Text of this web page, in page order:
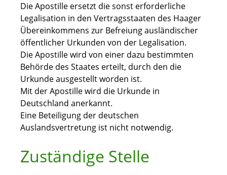
Die Apostille ersetzt die sonst erforderliche
Legalisation in den Vertragsstaaten des Haager
Übereinkommens zur Befreiung ausländischer
öffentlicher Urkunden von der Legalisation.
Die Apostille wird von einer dazu bestimmten
Behörde des Staates erteilt, durch den die
Urkunde ausgestellt worden ist.
Mit der Apostille wird die Urkunde in
Deutschland anerkannt.
Eine Beteiligung der deutschen
Auslandsvertretung ist nicht notwendig.
Zuständige Stelle